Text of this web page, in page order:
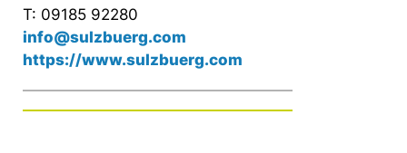
T: 09185 92280
info@sulzbuerg.com
https://www.sulzbuerg.com